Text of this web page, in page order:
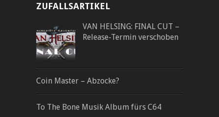
ZUFALLSARTIKEL
VAN HELSING: FINAL CUT –
Release-Termin verschoben
Coin Master – Abzocke?
To The Bone Musik Album fürs C64